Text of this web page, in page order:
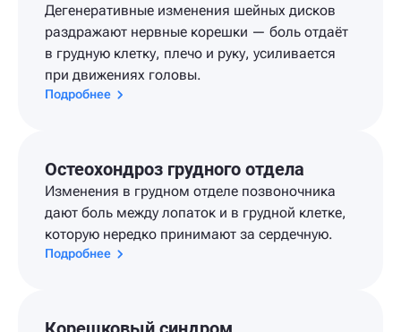
Дегенеративные изменения шейных дисков
раздражают нервные корешки — боль отдаёт
в грудную клетку, плечо и руку, усиливается
при движениях головы.
Подробнее
Остеохондроз грудного отдела
Изменения в грудном отделе позвоночника
дают боль между лопаток и в грудной клетке,
которую нередко принимают за сердечную.
Подробнее